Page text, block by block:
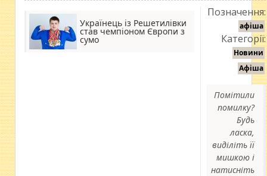
Українець із Решетилівки
став чемпіоном Європи з
сумо
Позначення:
афіша
Категорії:
Новини
Афіша
Помітили
помилку?
Будь
ласка,
виділіть її
мишкою і
натисніть